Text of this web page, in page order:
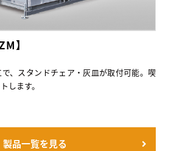
】
、スタンドチェア・灰皿が取付可能。喫
します。
製品一覧を見る